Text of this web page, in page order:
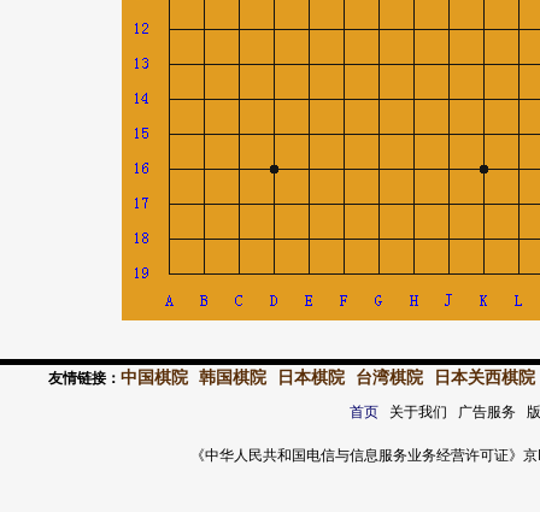
友情链接： 中国棋院 韩国棋院 日本棋院 台湾棋院 日本关西棋院
首页关于我们 广告服务
《中华人民共和国电信与信息服务业务经营许可证